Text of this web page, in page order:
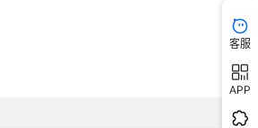
客服
APP